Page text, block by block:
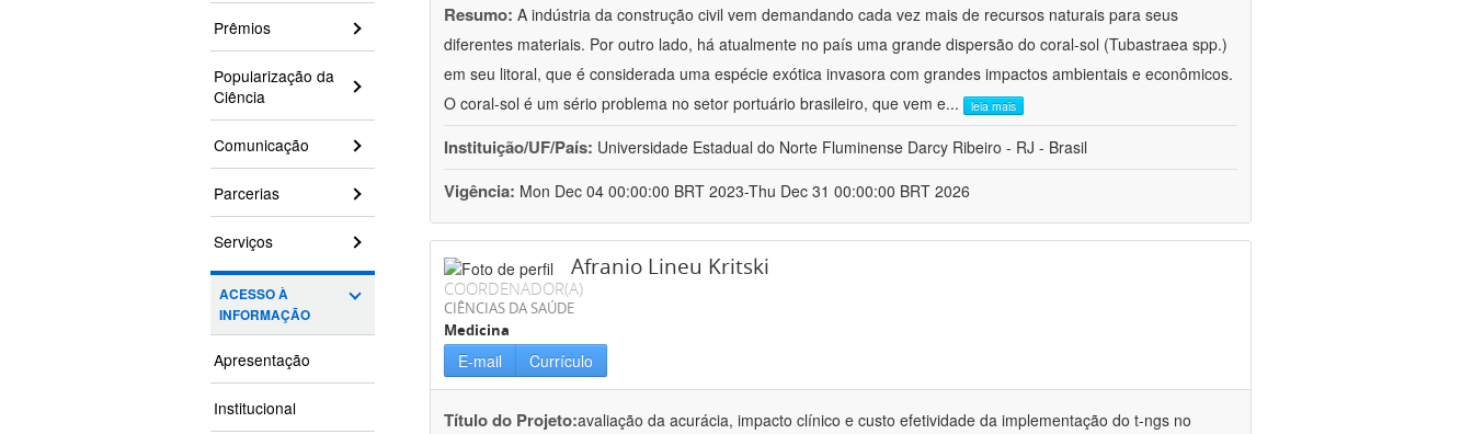
Prêmios
Popularização da
Ciência
Comunicação
Parcerias
Serviços
ACESSO À
INFORMAÇÃO
Apresentação
Institucional
Resumo: A indústria da construção civil vem demandando cada vez mais de recursos naturais para seus
diferentes materiais. Por outro lado, há atualmente no país uma grande dispersão do coral-sol (Tubastraea spp.)
em seu litoral, que é considerada uma espécie exótica invasora com grandes impactos ambientais e econômicos.
O coral-sol é um sério problema no setor portuário brasileiro, que vem e... leia mais
Instituição/UF/País: Universidade Estadual do Norte Fluminense Darcy Ribeiro - RJ - Brasil
Vigência: Mon Dec 04 00:00:00 BRT 2023-Thu Dec 31 00:00:00 BRT 2026
Afranio Lineu Kritski
COORDENADOR(A)
CIÊNCIAS DA SAÚDE
Medicina
E-mail Currículo
Título do Projeto:avaliação da acurácia, impacto clínico e custo efetividade da implementação do t-ngs no